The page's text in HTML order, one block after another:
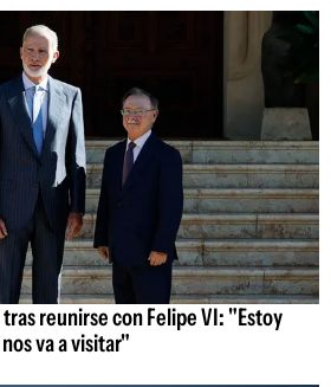
reunirse con Felipe VI: "Estoy
va a visitar"